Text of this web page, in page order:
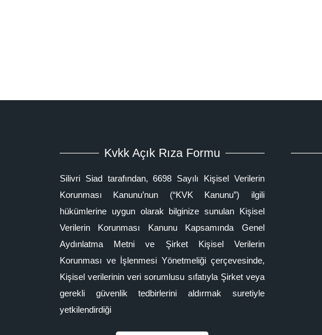
Kvkk Açık Rıza Formu
Silivri Siad tarafından, 6698 Sayılı Kişisel Verilerin
Korunması Kanunu’nun (“KVK Kanunu”) ilgili
hükümlerine uygun olarak bilginize sunulan Kişisel
Verilerin Korunması Kanunu Kapsamında Genel
Aydınlatma Metni ve Şirket Kişisel Verilerin
Korunması ve İşlenmesi Yönetmeliği çerçevesinde,
Kişisel verilerinin veri sorumlusu sıfatıyla Şirket veya
gerekli güvenlik tedbirlerini aldırmak suretiyle
yetkilendirdiği